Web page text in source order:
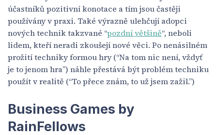
účastníků pozitivní konotace a tím jsou častěji
používány v praxi. Také výrazně ulehčují adopci
nových technik takzvané “pozdní většině“, neboli
lidem, kteří neradi zkoušejí nové věci. Po nenásilném
prožití techniky formou hry (“Na tom nic není, vždyť
je to jenom hra”) náhle přestává být problém techniku
použít v realitě (“To přece znám, to už jsem zažil.”)
Business Games by
RainFellows